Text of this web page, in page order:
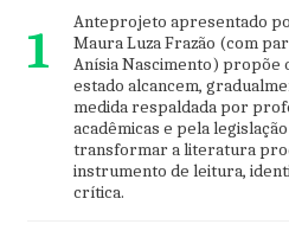
1
Anteprojeto apresentado
Maura Luza Frazão (com
Anísia Nascimento) propõe
estado alcancem,
medida respaldada por
acadêmicas e pela
transformar a literatura
instrumento de leitura,
crítica.